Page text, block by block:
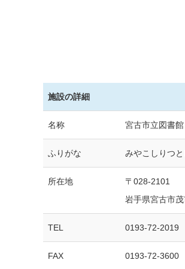
施設の詳細
名称 宮古市立図書
ふりがな みやこしりつ
所在地
〒028-2101
岩手県宮古市
TEL 0193-72-2019
FAX 0193-72-3600